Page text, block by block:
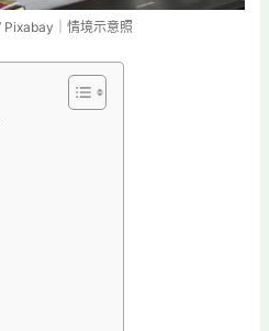
Pixabay｜情境示意照